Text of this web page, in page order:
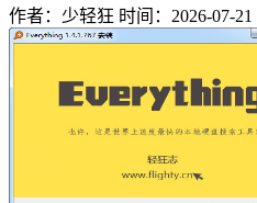
作者：少轻狂 时间：2026-07-21